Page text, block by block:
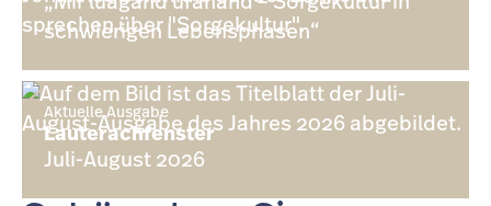
schwierigen Lebensphasen“
Aktuelle Ausgabe
Lauterachfenster
Juli-August 2026